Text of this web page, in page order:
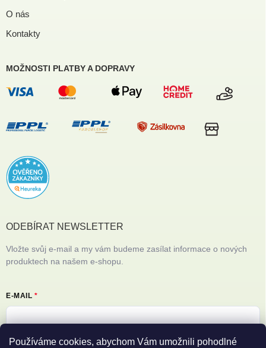
Používáme cookies, abychom Vám umožnili pohodlné
O nás
Kontakty
MOŽNOSTI PLATBY A DOPRAVY
ODEBÍRAT NEWSLETTER
Vložte svůj e-mail a my vám budeme zasílat informace o nových
produktech na našem e-shopu.
E-MAIL